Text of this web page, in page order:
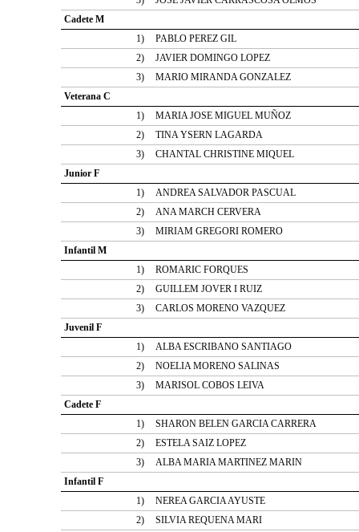
Cadete M
1)
PABLO PEREZ GIL
2)
JAVIER DOMINGO LOPEZ
3)
MARIO MIRANDA GONZALEZ
Veterana C
1)
MARIA JOSE MIGUEL MUÑOZ
2)
TINA YSERN LAGARDA
3)
CHANTAL CHRISTINE MIQUEL
Junior F
1)
ANDREA SALVADOR PASCUAL
2)
ANA MARCH CERVERA
3)
MIRIAM GREGORI ROMERO
Infantil M
1)
ROMARIC FORQUES
2)
GUILLEM JOVER I RUIZ
3)
CARLOS MORENO VAZQUEZ
Juvenil F
1)
ALBA ESCRIBANO SANTIAGO
2)
NOELIA MORENO SALINAS
3)
MARISOL COBOS LEIVA
Cadete F
1)
SHARON BELEN GARCIA CARRERA
2)
ESTELA SAIZ LOPEZ
3)
ALBA MARIA MARTINEZ MARIN
Infantil F
1)
NEREA GARCIA AYUSTE
2)
SILVIA REQUENA MARI